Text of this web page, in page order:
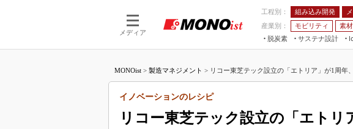
メディア
工程別： 組み込み開発
産業別：
モビリティ 素
脱炭素
サステナ設計
つながる工場AI×設備保全
IIFES
MONOist > 製造マネジメント > リコー東芝テック設立の「エトリア」が1周年、
リコー東芝テック設立の「エトリ
イノベーションのレシピ